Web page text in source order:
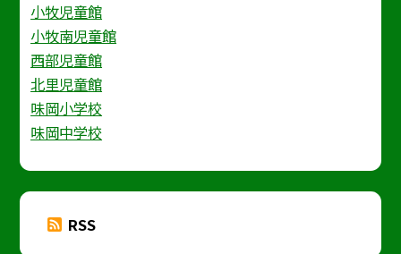
小牧児童館
小牧南児童館
西部児童館
北里児童館
味岡小学校
味岡中学校
RSS